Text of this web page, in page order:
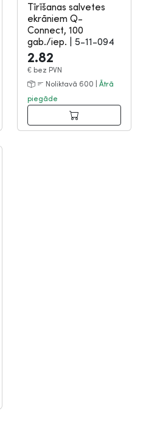
Tīrīšanas salvetes
ekrāniem Q-
Connect, 100
gab./iep.
5-11-094
2.82
€ bez PVN
Noliktavā 600 | Ātrā
piegāde